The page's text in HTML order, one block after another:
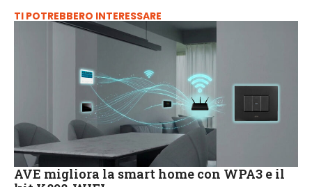
TI POTREBBERO INTERESSARE
AVE migliora la smart home con WPA3 e il